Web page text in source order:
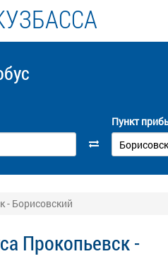
Пункт
- Борисовский
Прокопьевск -